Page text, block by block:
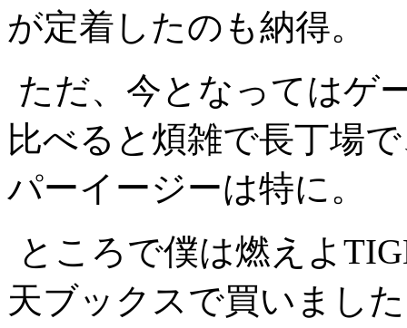
が定着したのも納得。
ただ、今となってはゲ
比べると煩雑で長丁場
パーイージーは特に。
ところで僕は燃えよ
天ブックスで買いまし